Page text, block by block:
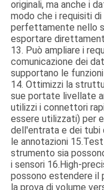
originali, ma anche i
modo che i requisiti
perfettamente nello
esportare
13. Può ampliare i
comunicazione dei
supportano le
14. Ottimizzi la
sue portate livellate
utilizzi i connettori
essere utilizzati) per
dell'entrata e dei tubi
le annotazioni
strumento sia
i sensori 16.High-
possono estendere il
la prova di volume